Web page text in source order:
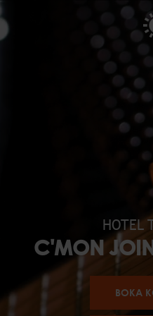
HOTEL
C'MON
BOKA